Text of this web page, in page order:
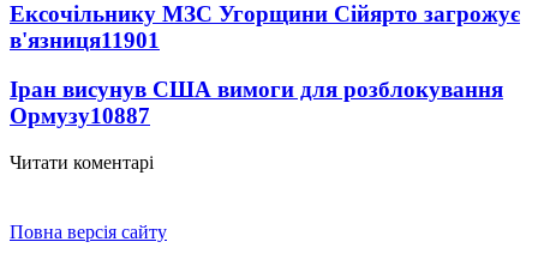
Ексочільнику МЗС Угорщини Сійярто загрожує
в'язниця11901
Іран висунув США вимоги для розблокування
Ормузу10887
Читати коментарі
Повна версія сайту